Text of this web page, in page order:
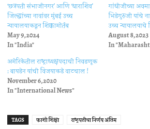
‘छत्रपती संभाजीनगर’ आणि ‘धाराशिव’
जिल्ह्यांच्या नावांवर मुंबई उच्च
न्यायालयाकडून शिक्कामोर्तब
May 9, 2024
In "India"
गांधीजींच्‍या
भिडेगुरुजी यांचे
उच्‍च न्‍यायालयाचे
August 8, 2023
In
अमेरिकेतील राष्ट्राध्यक्षपदाची निवडणूक
: बायडेन यांची विजयाकडे वाटचाल !
November 6, 2020
In "International News"
TAGS फाशी शिक्षा राष्ट्रपतींचा निर्णय अंतिम